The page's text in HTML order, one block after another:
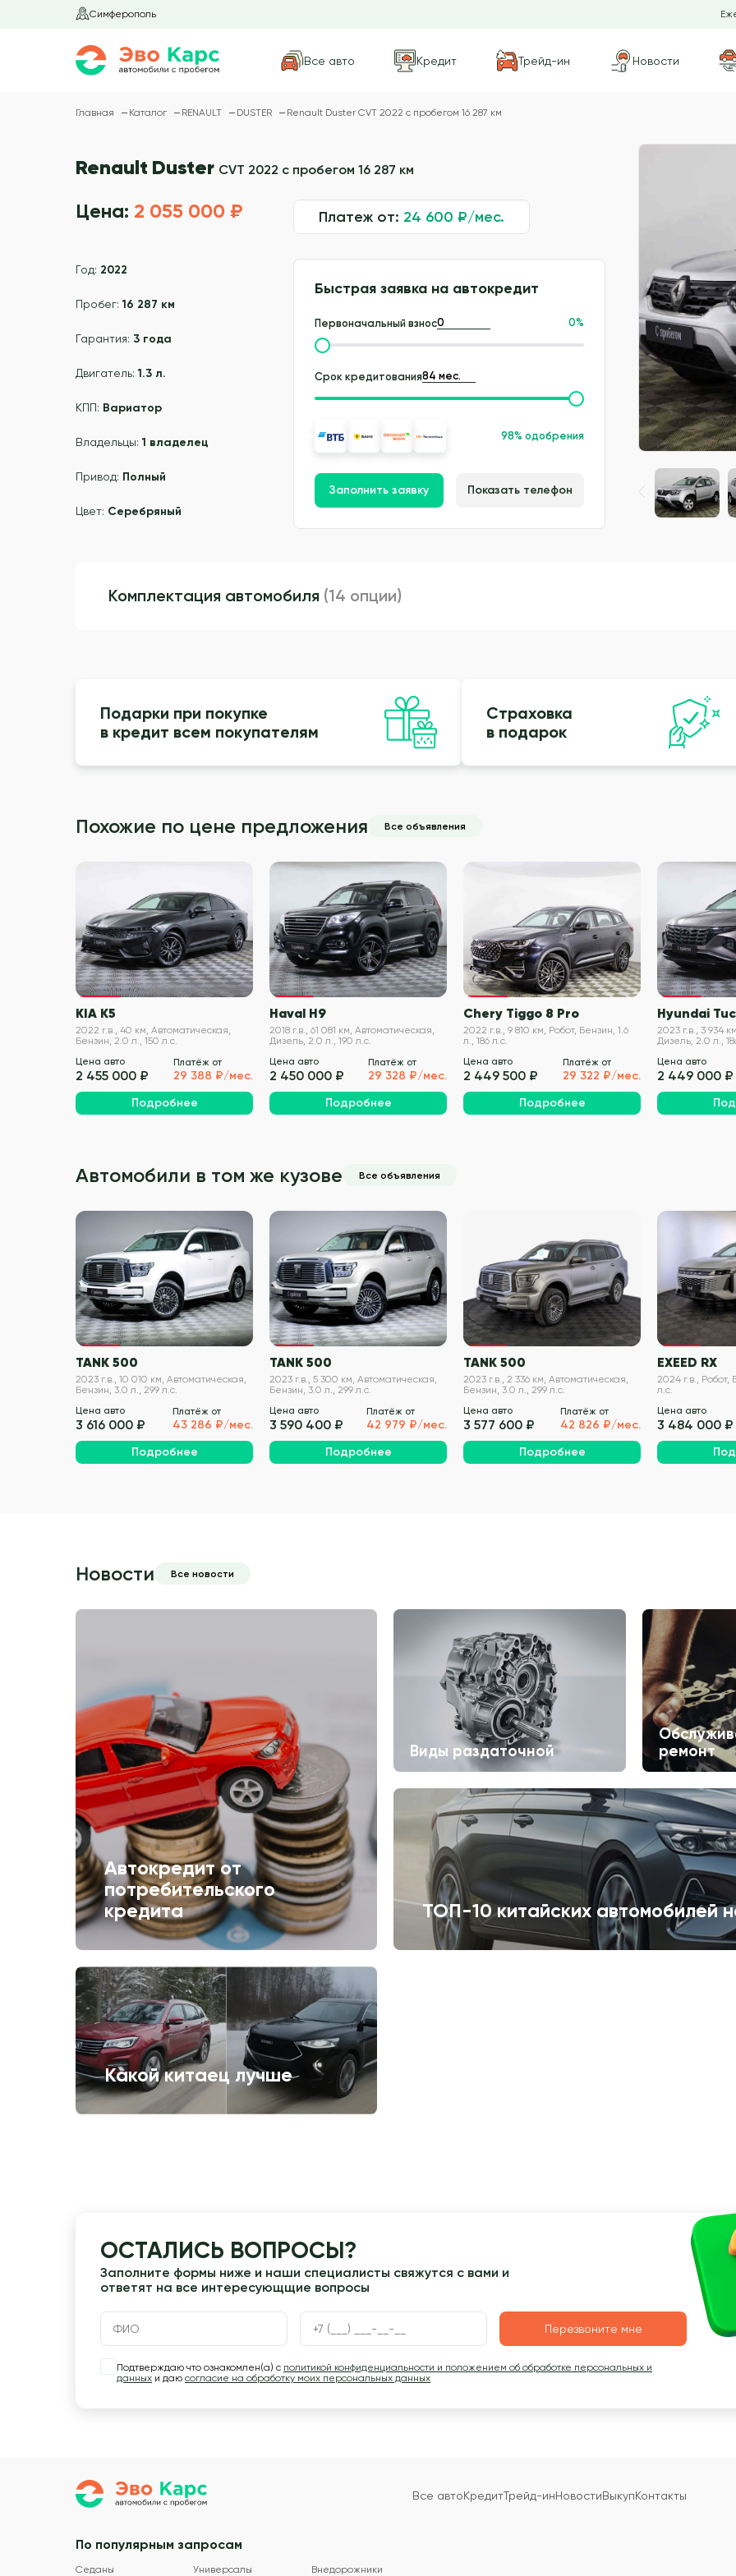
Симферополь
Все авто Кредит Трейд-ин Новости
Главная Каталог RENAULT DUSTER Renault Duster CVT 2022 с пробегом 16 287 км
Renault Duster CVT 2022 с пробегом 16 287 км
Цена: 2 055 000 ₽
Год: 2022
Пробег:16 287 км
Гарантия: 3 года
Двигатель:1.3 л.
КПП: Вариатор
Владельцы:1 владелец
Привод: Полный
Цвет: Серебряный
Платеж от: 24 600 ₽/мес.
Быстрая заявка на автокредит
Первоначальный взнос 0%
Срок кредитования
98% одобрения
Заполнить заявку Показать телефон
Комплектация автомобиля (14 опции)
Подарки при покупке
в кредит всем покупателям
Страховка
в подарок
Похожие по цене предложения Все объявления
VIN проверен
KIA K5
2022 г.в., 40 км, Автоматическая,
Бензин, 2.0 л., 150 л.с.
Цена авто
2 455 000 ₽
Платёж от
29 388 ₽/мес.
Подробнее
VIN проверен
Haval H9
2018 г.в., 61 081 км, Автоматическая,
Дизель, 2.0 л., 190 л.с.
Цена авто
2 450 000 ₽
Платёж от
29 328 ₽/мес.
Подробнее
VIN проверен
Chery Tiggo 8 Pro
2022 г.в., 9 810 км, Робот, Бензин, 1.6
л., 186 л.с.
Цена авто
2 449 500 ₽
Платёж от
29 322 ₽/мес.
Подробнее
Hyundai
2023 г.в., 3 934
Дизель, 2.0 л.,
Цена авто
2 449 000 ₽
Автомобили в том же кузове Все объявления
VIN проверен
TANK 500
2023 г.в., 10 010 км, Автоматическая,
Бензин, 3.0 л., 299 л.с.
Цена авто
3 616 000 ₽
Платёж от
43 286 ₽/мес.
Подробнее
VIN проверен
TANK 500
2023 г.в., 5 300 км, Автоматическая,
Бензин, 3.0 л., 299 л.с.
Цена авто
3 590 400 ₽
Платёж от
42 979 ₽/мес.
Подробнее
TANK 500
2023 г.в., 2 336 км, Автоматическая,
Бензин, 3.0 л., 299 л.с.
Цена авто
3 577 600 ₽
Платёж от
42 826 ₽/мес.
Подробнее
EXEED RX
2024 г.в., Робот,
л.с.
Цена авто
3 484 000 ₽
Новости Все новости
Автокредит от
потребительского
кредита
Виды раздаточной
ремонт
ТОП-10 китайских автомобилей
Какой китаец лучше
ОСТАЛИСЬ ВОПРОСЫ?
Заполните формы ниже и наши специалисты свяжутся с вами и
ответят на все интересующщие вопросы
Перезвоните мне
Подтверждаю что ознакомлен(а) с политикой конфиденциальности и положением об обработке персональных и
данных и даю согласие на обработку моих персональных данных
Все автоКредитТрейд-инНовостиВыкупКонтакты
По популярным запросам
Седаны Универсалы Внедорожники